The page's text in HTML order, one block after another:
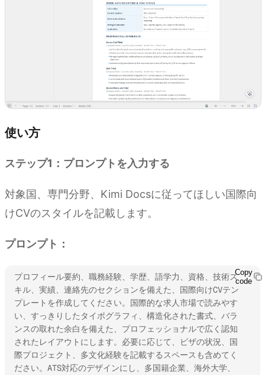
使い方
ステップ1：プロンプトを入力する
対象国、専門分野、Kimi Docsに従ってほしい国際向
けCVのスタイルを記載します。
プロンプト：
プロフィール要約、職務経験、学歴、語学力、資格、技術ス
キル、実績、連絡先のセクションを備えた、国際向けCVテン
プレートを作成してください。国際的な求人市場で読みやす
い、すっきりしたタイポグラフィ、構造化された書式、バラ
ンスの取れた余白を備えた、プロフェッショナルで広く認知
されたレイアウトにします。必要に応じて、ビザの状況、国
際プロジェクト、多文化経験を記載するスペースも含めてく
ださい。ATS対応のデザインにし、多国籍企業、海外大学、
Copy
code